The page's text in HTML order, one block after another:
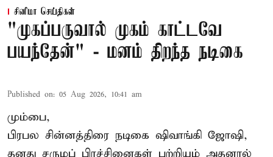
சினிமா செய்திகள்
"முகப்பருவால் முகம் காட்டவே
பயந்தேன்" - மனம் திறந்த நடிகை
Published on: 05 Aug 2026, 10:41 am
மும்பை,
பிரபல சின்னத்திரை நடிகை ஷிவாங்கி ஜோஷி,
தனது சருமப் பிரச்சினைகள் பற்றியும் அதனால்